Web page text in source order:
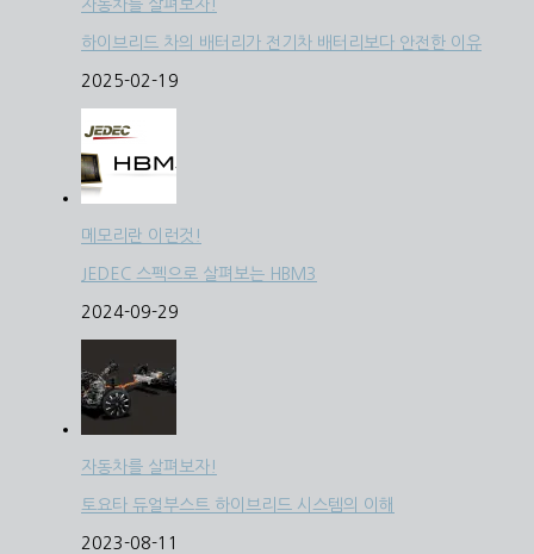
자동차를 살펴보자!
하이브리드 차의 배터리가 전기차 배터리보다 안전한 이유
2025-02-19
메모리란 이런것!
JEDEC 스펙으로 살펴보는 HBM3
2024-09-29
자동차를 살펴보자!
토요타 듀얼부스트 하이브리드 시스템의 이해
2023-08-11